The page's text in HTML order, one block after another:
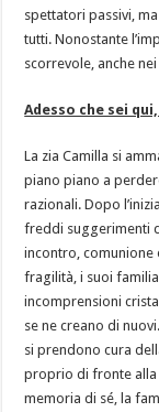
spettatori passivi,
tutti. Nonostante
scorrevole, anche
Adesso che sei
La zia Camilla si
piano piano a
razionali. Dopo
freddi suggerimenti
incontro, comunione
fragilità, i suoi
incomprensioni
se ne creano di
si prendono cura
proprio di fronte alla
memoria di sé, la